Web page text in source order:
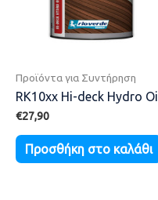
Προϊόντα για Συντήρηση
RK10xx Hi-deck Hydro Oil
€27,90
Προσθήκη στο καλάθι